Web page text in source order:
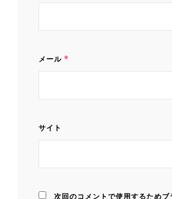
メール *
サイト
次回のコメントで使用するためブ